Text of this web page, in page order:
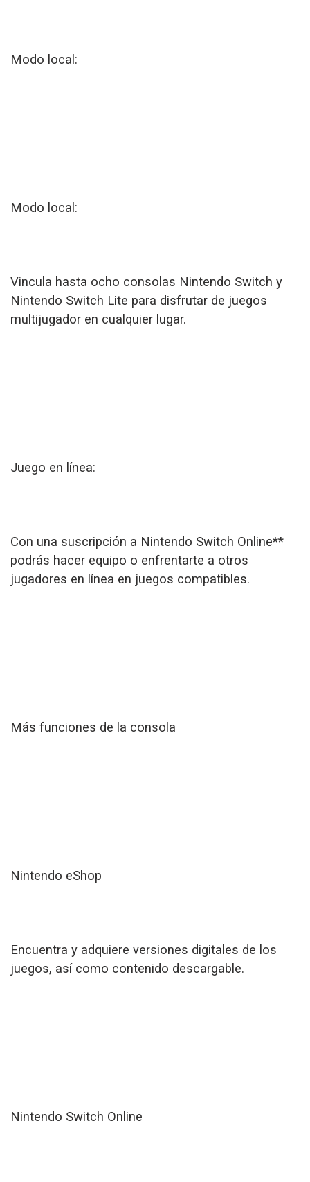
Modo local:
Modo local:
Vincula hasta ocho consolas Nintendo Switch y
Nintendo Switch Lite para disfrutar de juegos
multijugador en cualquier lugar.
Juego en línea:
Con una suscripción a Nintendo Switch Online**
podrás hacer equipo o enfrentarte a otros
jugadores en línea en juegos compatibles.
Más funciones de la consola
Nintendo eShop
Encuentra y adquiere versiones digitales de los
juegos, así como contenido descargable.
Nintendo Switch Online